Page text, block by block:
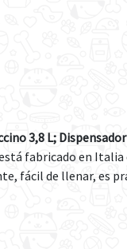
3,8 L;
fabricado en
fácil de llenar, es